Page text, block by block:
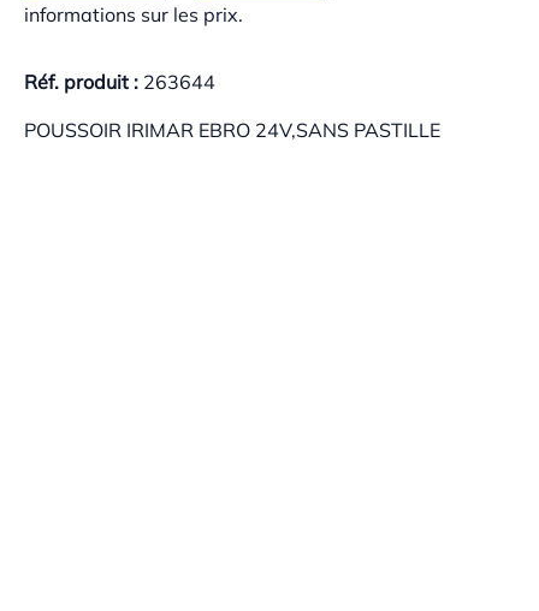
informations sur les prix.
Réf. produit : 263644
POUSSOIR IRIMAR EBRO 24V,SANS PASTILLE